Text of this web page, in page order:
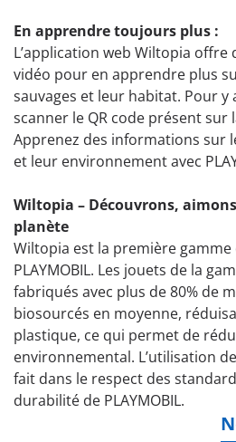
En apprendre toujours plus :
L’application web Wiltopia
vidéo pour en apprendre plus
sauvages et leur habitat. Pour y
scanner le QR code présent sur
Apprenez des informations sur
et leur environnement avec
Wiltopia – Découvrons,
planète
Wiltopia est la première
PLAYMOBIL. Les jouets de la
fabriqués avec plus de 80% de
biosourcés en moyenne,
plastique, ce qui permet de
environnemental. L’utilisation
fait dans le respect des
durabilité de PLAYMOBIL.